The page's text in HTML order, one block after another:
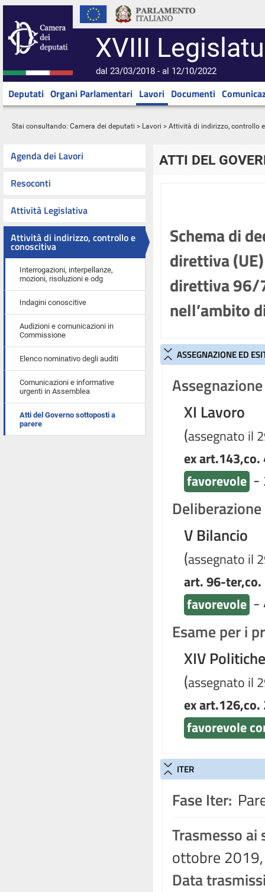
XVIII
dal 23/03/2018 - al 12/10/2022
Deputati Organi Parlamentari Lavori Documenti
Stai consultando: Camera dei deputati > Lavori > Attività di indirizzo, controllo
Agenda dei Lavori
Resoconti
Attività Legislativa
Attività di indirizzo, controllo e
conoscitiva
Interrogazioni, interpellanze,
mozioni, risoluzioni e odg
Indagini conoscitive
Audizioni e comunicazioni in
Commissione
Elenco nominativo degli auditi
Comunicazioni e informative
urgenti in Assemblea
Atti del Governo sottoposti a
parere
ATTI DEL
Schema di
direttiva
direttiva 96/
nell’ambito
ASSEGNAZIONE ED
XI Lavoro
(assegnato il
ex art.143,co.
favorevole -
V Bilancio
(assegnato il
art. 96-ter,co.
favorevole -
Esame per i
XIV
(assegnato il
ex art.126,co.
favorevole
ITER
Fase Iter:
Trasmesso ai
ottobre
Data